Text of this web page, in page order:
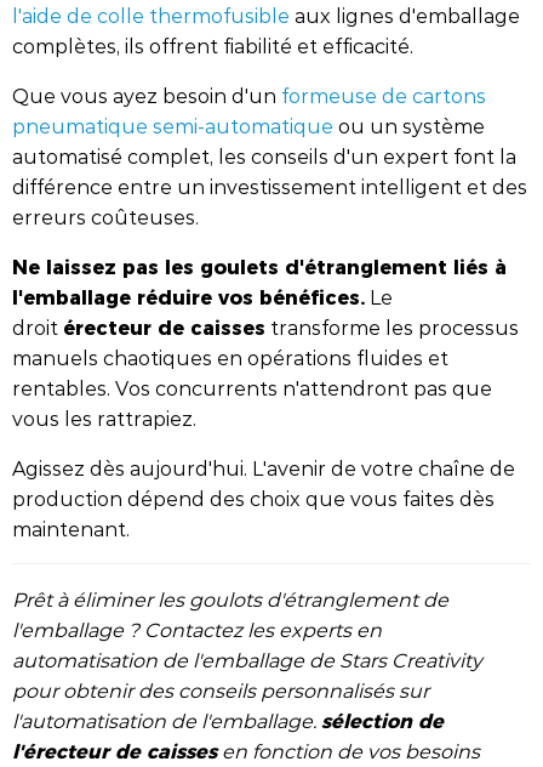
l'aide de colle thermofusible aux lignes d'emballage
complètes, ils offrent fiabilité et efficacité.
Que vous ayez besoin d'un formeuse de cartons
pneumatique semi-automatique ou un système
automatisé complet, les conseils d'un expert font la
différence entre un investissement intelligent et des
erreurs coûteuses.
Ne laissez pas les goulets d'étranglement liés à
l'emballage réduire vos bénéfices. Le
droit érecteur de caisses transforme les processus
manuels chaotiques en opérations fluides et
rentables. Vos concurrents n'attendront pas que
vous les rattrapiez.
Agissez dès aujourd'hui. L'avenir de votre chaîne de
production dépend des choix que vous faites dès
maintenant.
Prêt à éliminer les goulots d'étranglement de
l'emballage ? Contactez les experts en
automatisation de l'emballage de Stars Creativity
pour obtenir des conseils personnalisés sur
l'automatisation de l'emballage.sélection de
l'érecteur de caissesen fonction de vos besoins